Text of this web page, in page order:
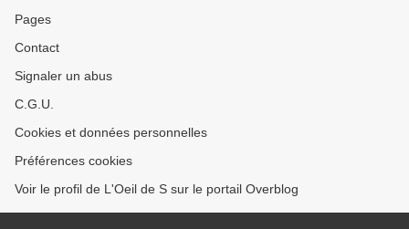
Pages
Contact
Signaler un abus
C.G.U.
Cookies et données personnelles
Préférences cookies
Voir le profil de L'Oeil de S sur le portail Overblog